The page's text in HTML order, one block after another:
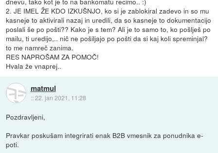
2. JE IMEL ŽE KDO IZKUŠNJO, ko si je zablokiral zadevo in so mu
kasneje to aktivirali nazaj in uredili, da so kasneje to dokumentacijo
poslali še po pošti?? Kako je s tem? Ali je to samo to, ko pošlješ po
mailu, ti uredijo,.. nič ne pošiljajo po pošti da si kaj koli spreminjal?
to me namreč zanima.
RES NAPROŠAM ZA POMOČ!
Hvala že vnaprej..
matmul
::22. jan 2021, 11:28
Pozdravljeni,
Pravkar poskušam integrirati enak B2B vmesnik za ponudnika e-
poti.